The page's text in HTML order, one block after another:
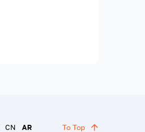
CN AR To Top